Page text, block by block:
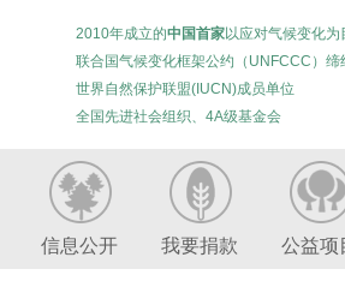
2010年成立的中国首家以应对气候变化为
联合国气候变化框架公约（UNFCCC）缔
世界自然保护联盟(IUCN)成员单位
全国先进社会组织、4A级基金会
信息公开 我要捐款 公益项